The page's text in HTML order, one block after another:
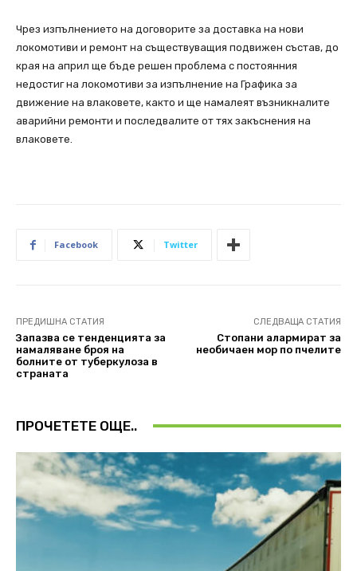
Чрез изпълнението на договорите за доставка на нови
локомотиви и ремонт на съществуващия подвижен състав, до
края на април ще бъде решен проблема с постоянния
недостиг на локомотиви за изпълнение на Графика за
движение на влаковете, както и ще намалеят възникналите
аварийни ремонти и последвалите от тях закъснения на
влаковете.
Facebook Twitter
ПРЕДИШНА СТАТИЯ
Запазва се тенденцията за
намаляване броя на
болните от туберкулоза в
страната
СЛЕДВАЩА СТАТИЯ
Стопани алармират за
необичаен мор по пчелите
ПРОЧЕТЕТЕ ОЩЕ..